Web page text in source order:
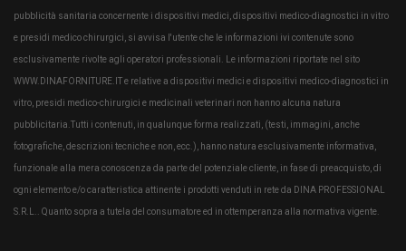
pubblicità sanitaria concernente i dispositivi medici, dispositivi medico-diagnostici in vitro
e presidi medico chirurgici, si avvisa l'utente che le informazioni ivi contenute sono
esclusivamente rivolte agli operatori professionali. Le informazioni riportate nel sito
WWW.DINAFORNITURE.IT e relative a dispositivi medici e dispositivi medico-diagnostici in
vitro, presidi medico-chirurgici e medicinali veterinari non hanno alcuna natura
pubblicitaria.Tutti i contenuti, in qualunque forma realizzati, (testi, immagini, anche
fotografiche, descrizioni tecniche e non, ecc.), hanno natura esclusivamente informativa,
funzionale alla mera conoscenza da parte del potenziale cliente, in fase di preacquisto, di
ogni elemento e/o caratteristica attinente i prodotti venduti in rete da DINA PROFESSIONAL
S.R.L.. Quanto sopra a tutela del consumatore ed in ottemperanza alla normativa vigente.